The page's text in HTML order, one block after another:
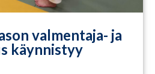
valmentaja- ja
käynnistyy